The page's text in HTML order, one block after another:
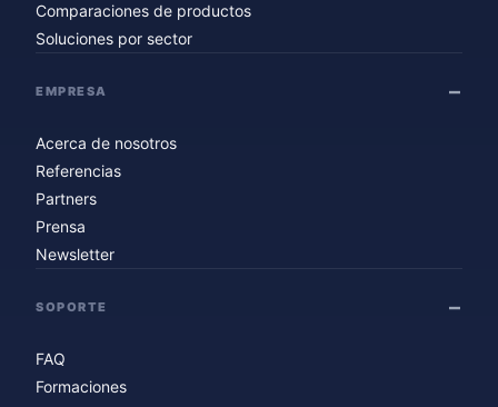
Comparaciones de productos
Soluciones por sector
EMPRESA
Acerca de nosotros
Referencias
Partners
Prensa
Newsletter
SOPORTE
FAQ
Formaciones